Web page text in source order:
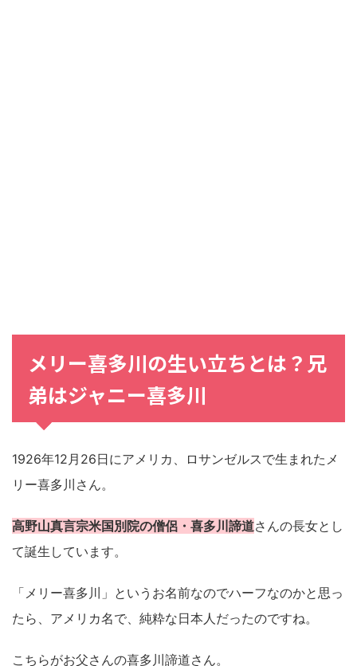
メリー喜多川の生い立ちとは？兄
弟はジャニー喜多川
1926年12月26日にアメリカ、ロサンゼルスで生まれたメ
リー喜多川さん。
高野山真言宗米国別院の僧侶・喜多川諦道さんの長女とし
て誕生しています。
「メリー喜多川」というお名前なのでハーフなのかと思っ
たら、アメリカ名で、純粋な日本人だったのですね。
こちらがお父さんの喜多川諦道さん。